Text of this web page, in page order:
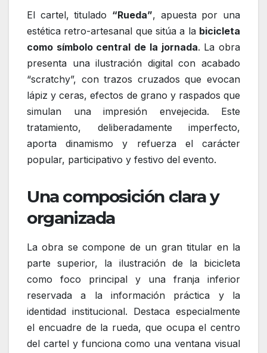
El cartel, titulado “Rueda”, apuesta por una
estética retro-artesanal que sitúa a la bicicleta
como símbolo central de la jornada. La obra
presenta una ilustración digital con acabado
“scratchy”, con trazos cruzados que evocan
lápiz y ceras, efectos de grano y raspados que
simulan una impresión envejecida. Este
tratamiento, deliberadamente imperfecto,
aporta dinamismo y refuerza el carácter
popular, participativo y festivo del evento.
Una composición clara y
organizada
La obra se compone de un gran titular en la
parte superior, la ilustración de la bicicleta
como foco principal y una franja inferior
reservada a la información práctica y la
identidad institucional. Destaca especialmente
el encuadre de la rueda, que ocupa el centro
del cartel y funciona como una ventana visual